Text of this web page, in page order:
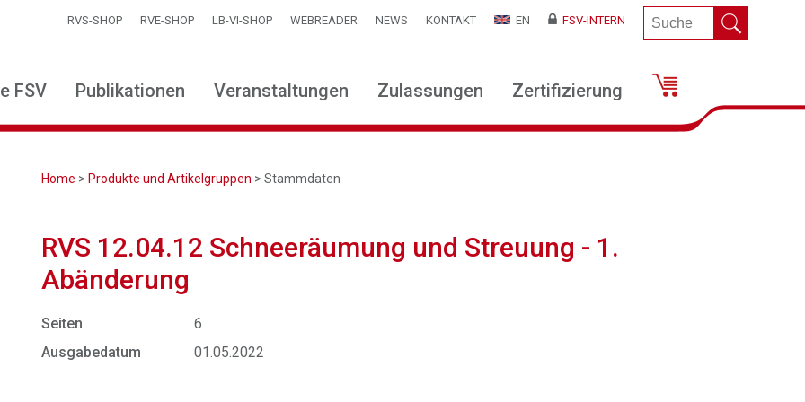
RVS-SHOP RVE-SHOP LB-VI-SHOP WEBREADER NEWS KONTAKT EN FSV-INTERN
FSV Publikationen Veranstaltungen Zulassungen Zertifizierung
Home > Produkte und Artikelgruppen > Stammdaten
RVS 12.04.12 Schneeräumung und Streuung - 1.
Abänderung
Seiten
6
Ausgabedatum
01.05.2022